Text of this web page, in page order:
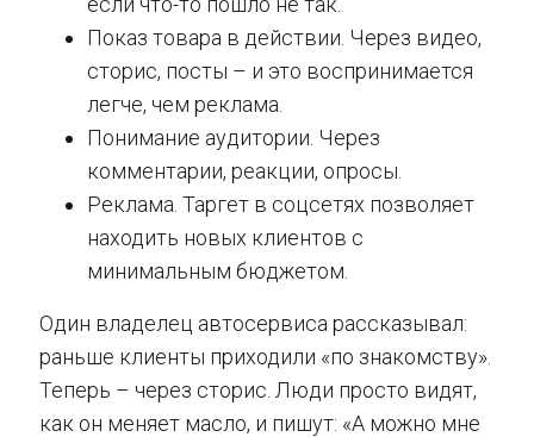
Показ товара в действии. Через видео,
сторис, посты – и это воспринимается
легче, чем реклама.
Понимание аудитории. Через
комментарии, реакции, опросы.
Реклама. Таргет в соцсетях позволяет
находить новых клиентов с
минимальным бюджетом.
Один владелец автосервиса рассказывал:
раньше клиенты приходили «по знакомству».
Теперь – через сторис. Люди просто видят,
как он меняет масло, и пишут: «А можно мне